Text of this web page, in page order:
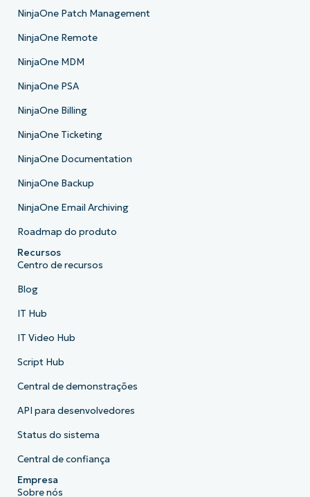
NinjaOne Patch Management
NinjaOne Remote
NinjaOne MDM
NinjaOne PSA
NinjaOne Billing
NinjaOne Ticketing
NinjaOne Documentation
NinjaOne Backup
NinjaOne Email Archiving
Roadmap do produto
Recursos
Centro de recursos
Blog
IT Hub
IT Video Hub
Script Hub
Central de demonstrações
API para desenvolvedores
Status do sistema
Central de confiança
Empresa
Sobre nós